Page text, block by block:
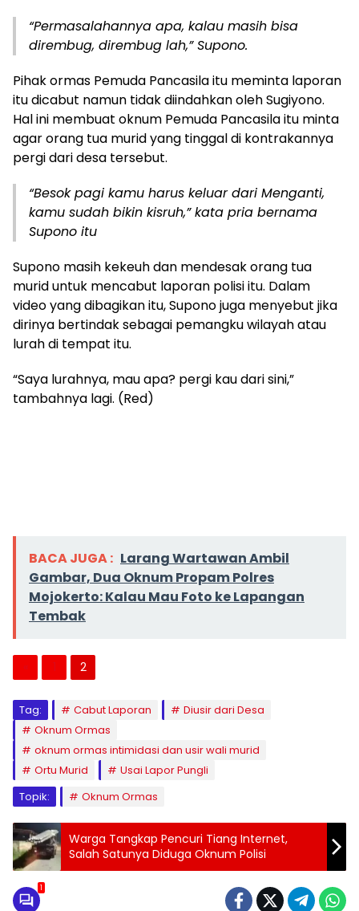
“Permasalahannya apa, kalau masih bisa
dirembug, dirembug lah,” Supono.
Pihak ormas Pemuda Pancasila itu meminta laporan
itu dicabut namun tidak diindahkan oleh Sugiyono.
Hal ini membuat oknum Pemuda Pancasila itu minta
agar orang tua murid yang tinggal di kontrakannya
pergi dari desa tersebut.
“Besok pagi kamu harus keluar dari Menganti,
kamu sudah bikin kisruh,” kata pria bernama
Supono itu
Supono masih kekeuh dan mendesak orang tua
murid untuk mencabut laporan polisi itu. Dalam
video yang dibagikan itu, Supono juga menyebut jika
dirinya bertindak sebagai pemangku wilayah atau
lurah di tempat itu.
“Saya lurahnya, mau apa? pergi kau dari sini,”
tambahnya lagi. (Red)
BACA JUGA : Larang Wartawan Ambil
Gambar, Dua Oknum Propam Polres
Mojokerto: Kalau Mau Foto ke Lapangan
Tembak
« 1 2
Tag: Cabut Laporan
Diusir dari Desa
Oknum Ormas
oknum ormas intimidasi dan usir wali murid
Ortu Murid
Usai Lapor Pungli
Topik:
Oknum Ormas
Warga Tangkap Pencuri Tiang Internet,
Salah Satunya Diduga Oknum Polisi
1